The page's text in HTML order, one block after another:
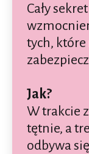
Cały
tych, które
Jak?
W trakcie
tętnie, a
odbywa